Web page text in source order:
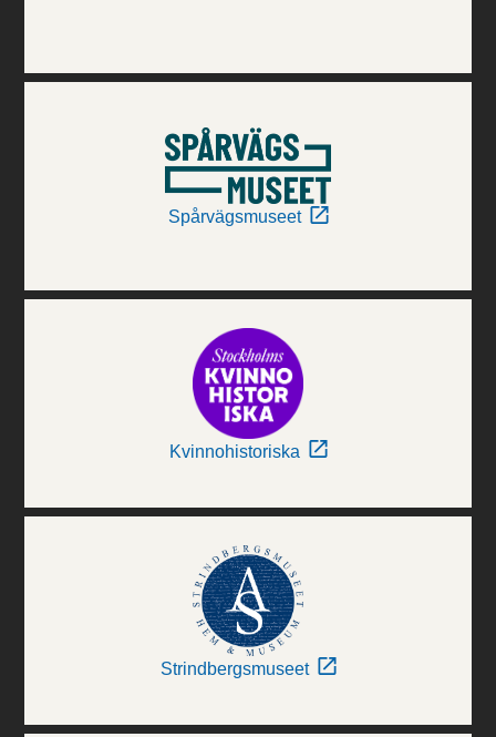
Spårvägsmuseet
Kvinnohistoriska
Strindbergsmuseet